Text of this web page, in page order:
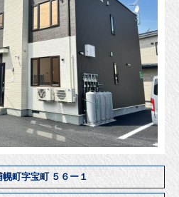
町字宝町 ５６ー１